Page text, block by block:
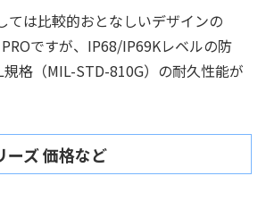
ては比較的おとなしいデザインの
ですが、IP68/IP69Kレベルの防
格（MIL-STD-810G）の耐久性能が
ズ 価格など